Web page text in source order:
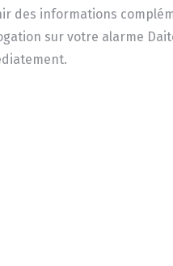
des informations
sur votre alarme